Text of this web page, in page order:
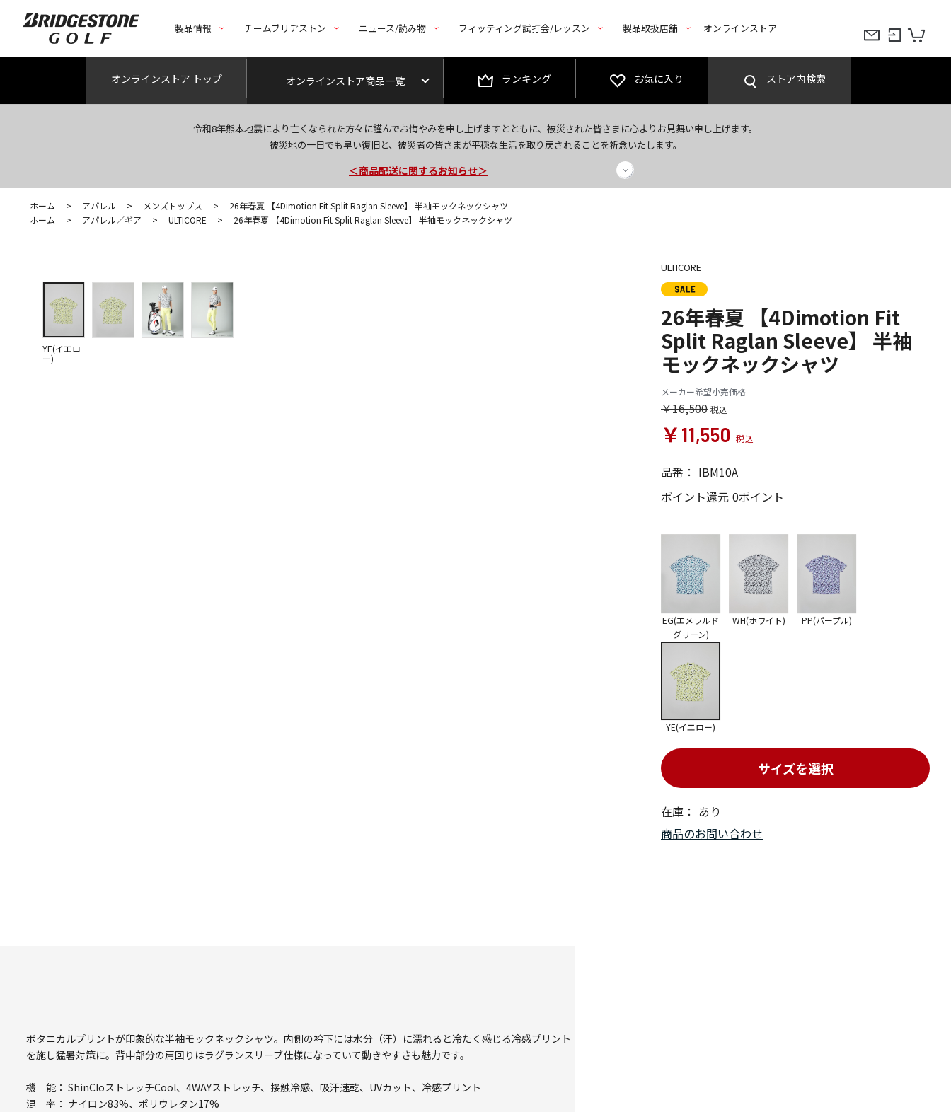
製品情報 チームブリヂストン ニュース/読み物 フィッティング試打会/レッスン 製品取扱店舗 オンラインストア
オンラインストア トップ オンラインストア商品一覧 ランキング お気に入り ストア内検索
令和8年熊本地震により亡くなられた方々に謹んでお悔やみを申し上げますとともに、被災された皆さまに心よりお見舞い申し上げます。
被災地の一日でも早い復旧と、被災者の皆さまが平穏な生活を取り戻されることを祈念いたします。
今なら新規会員登録で1,000円OFFクーポンプレゼント！
＜商品配送に関するお知らせ＞
＜夏季休暇中のご注文・発送・お問い合わせ＞
ホーム > アパレル > メンズトップス >
26年春夏 【4Dimotion Fit Split Raglan Sleeve】 半袖モックネックシャツ
ホーム
> アパレル／ギア > ULTICORE > 26年春夏 【4Dimotion Fit Split Raglan Sleeve】 半袖モックネックシャツ
YE(イエロ
ー)
ULTICORE
26年春夏 【4Dimotion Fit
Split Raglan Sleeve】 半袖
モックネックシャツ
メーカー希望小売価格
￥16,500
￥11,550
品番： IBM10A
ポイント還元 0ポイント
在庫： あり
サイズを選択
EG(エメラルド
グリーン)
WH(ホワイト) PP(パープル)
YE(イエロー)
商品のお問い合わせ
ボタニカルプリントが印象的な半袖モックネックシャツ。内側の衿下には水分（汗）に濡れると冷たく感じる冷感プリント
を施し猛暑対策に。背中部分の肩回りはラグランスリーブ仕様になっていて動きやすさも魅力です。
機 能： ShinCloストレッチCool、4WAYストレッチ、接触冷感、吸汗速乾、UVカット、冷感プリント
混 率： ナイロン83%、ポリウレタン17%